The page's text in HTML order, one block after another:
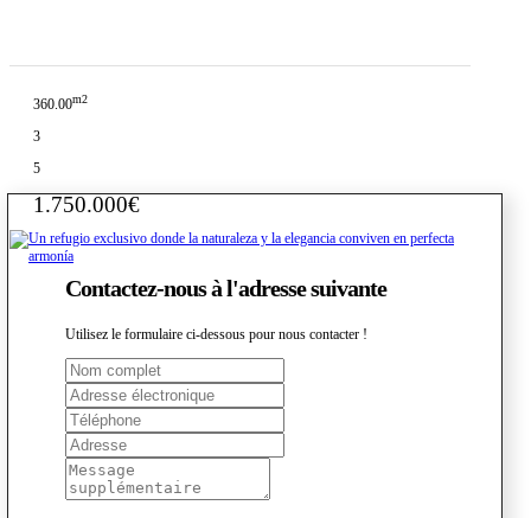
360.00m2
3
5
1.750.000€
Contactez-nous à l'adresse suivante
Utilisez le formulaire ci-dessous pour nous contacter !